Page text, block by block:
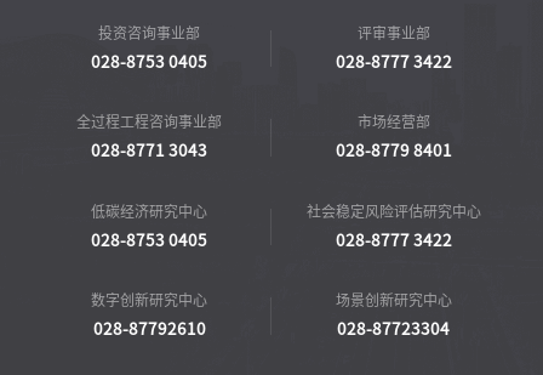
投资咨询事业部
028-8753 0405
评审事业部
028-8777 3422
全过程工程咨询事业部
028-8771 3043
市场经营部
028-8779 8401
低碳经济研究中心
028-8753 0405
社会稳定风险评估研究中心
028-8777 3422
数字创新研究中心
028-87792610
场景创新研究中心
028-87723304